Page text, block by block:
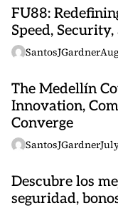
FU88:
Speed,
SantosJGardner
The Medellín
Innovation,
Converge
SantosJGardner
Descubre los
seguridad,